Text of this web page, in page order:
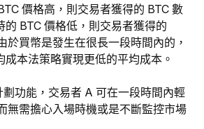
價格高，則交易者獲得的 BTC 數
的 BTC 價格低，則交易者獲得的
於買幣是發生在很長一段時間內的，
本法策略實現更低的平均成本。
功能，交易者 A 可在一段時間內輕
無需擔心入場時機或是不斷監控市場